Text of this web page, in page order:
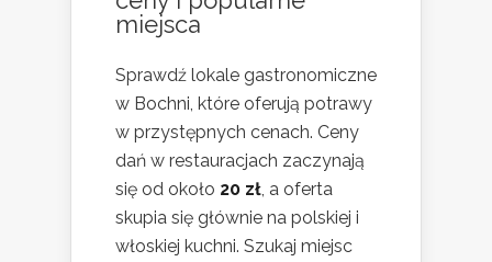
miejsca
Sprawdź lokale gastronomiczne
w Bochni, które oferują potrawy
w przystępnych cenach. Ceny
dań w restauracjach zaczynają
się od około 20 zł , a oferta
skupia się głównie na polskiej i
włoskiej kuchni. Szukaj miejsc